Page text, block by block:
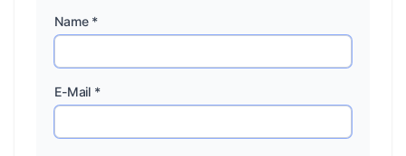
Name *
E-Mail *